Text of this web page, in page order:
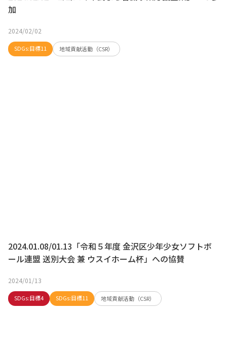
加
2024/02/02
SDGs:目標11 地域貢献活動（CSR）
2024.01.08/01.13「令和５年度 金沢区少年少女ソフトボ
ール連盟 送別大会 兼 ウスイホーム杯」への協賛
2024/01/13
SDGs:目標4 SDGs:目標11 地域貢献活動（CSR）